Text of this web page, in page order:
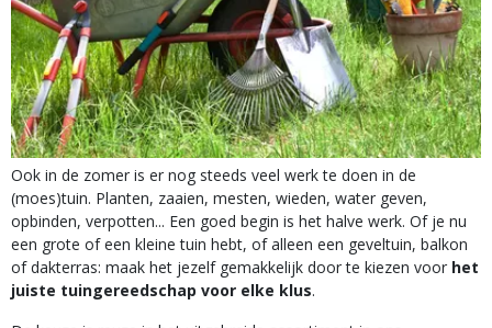
Ook in de zomer is er nog steeds veel werk te doen in de
(moes)tuin. Planten, zaaien, mesten, wieden, water geven,
opbinden, verpotten... Een goed begin is het halve werk. Of je nu
een grote of een kleine tuin hebt, of alleen een geveltuin, balkon
of dakterras: maak het jezelf gemakkelijk door te kiezen voor het
juiste tuingereedschap voor elke klus.